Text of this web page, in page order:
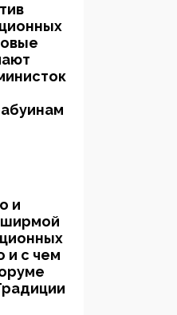
и
и с чем